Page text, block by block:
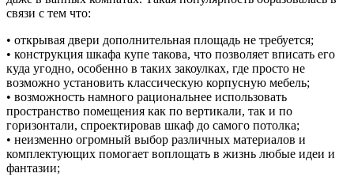
связи с тем что:
• открывая двери дополнительная площадь не требуется;
• конструкция шкафа купе такова, что позволяет вписать его
куда угодно, особенно в таких закоулках, где просто не
возможно установить классическую корпусную мебель;
• возможность намного рациональнее использовать
пространство помещения как по вертикали, так и по
горизонтали, спроектировав шкаф до самого потолка;
• неизменно огромный выбор различных материалов и
комплектующих помогает воплощать в жизнь любые идеи и
фантазии;